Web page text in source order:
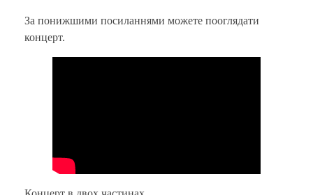
За понижшими посиланнями можете пооглядати
концерт.